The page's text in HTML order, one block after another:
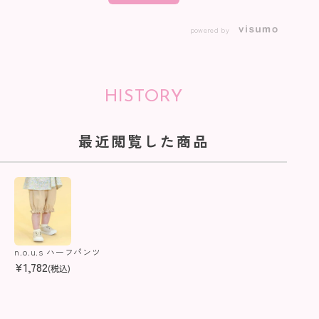
powered by
HISTORY
最近閲覧した商品
n.o.u.s ハーフパンツ
¥1,782(税込)